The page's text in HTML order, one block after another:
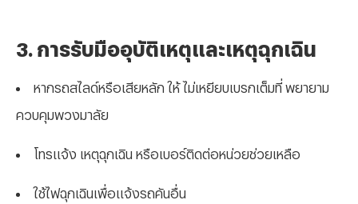
3. การรับมืออุบัติเหตุและเหตุฉุกเฉิน
หากรถสไลด์หรือเสียหลัก ให้ ไม่เหยียบเบรกเต็มที่ พยายาม
ควบคุมพวงมาลัย
โทรแจ้ง เหตุฉุกเฉิน หรือเบอร์ติดต่อหน่วยช่วยเหลือ
ใช้ไฟฉุกเฉินเพื่อแจ้งรถคันอื่น